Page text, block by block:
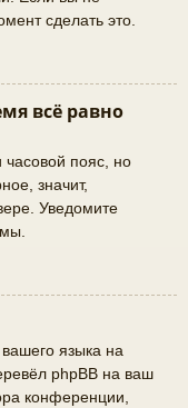
сделать это.
всё равно
часовой пояс, но
значит,
Уведомите
языка на
phpBB на ваш
конференции,